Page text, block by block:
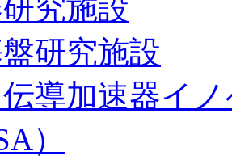
究施設
研究施設
導加速器イ
）